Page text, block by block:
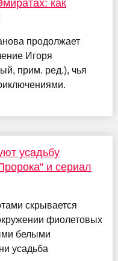
как
продолжает
Игоря
прим. ред.), чья
усадьбу
и сериал
скрывается
фиолетовых
белыми
усадьба